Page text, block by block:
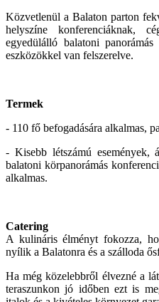
Közvetlenül a Balaton parton
helyszíne konferenciáknak,
egyedülálló balatoni
eszközökkel van felszerelve.
Termek
- 110 fő befogadására alkalmas,
- Kisebb létszámú események,
balatoni körpanorámás
alkalmas.
Catering
A kulináris élményt fokozza,
nyílik a Balatonra és a szálloda
Ha még közelebbről élvezné a
teraszunkon jó időben ezt is